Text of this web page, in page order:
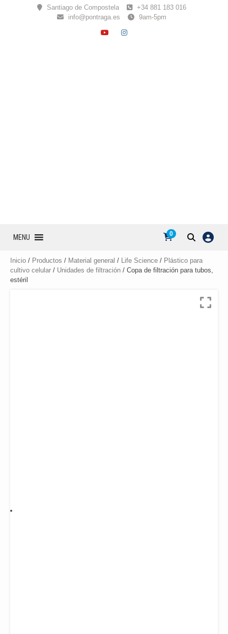
Santiago de Compostela
+34 881 183 016
info@pontraga.es
9am-5pm
YOUTUBE
INSTAGRAM
MENU 0
Inicio / Productos / Material general / Life Science / Plástico para
cultivo celular / Unidades de filtración / Copa de filtración para tubos,
estéril